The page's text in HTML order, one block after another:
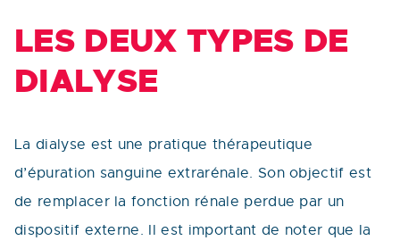
LES DEUX TYPES DE
DIALYSE
La dialyse est une pratique thérapeutique
d’épuration sanguine extrarénale. Son objectif est
de remplacer la fonction rénale perdue par un
dispositif externe. Il est important de noter que la